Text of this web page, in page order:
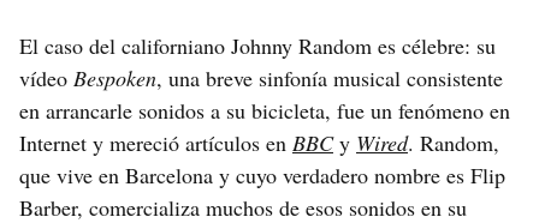
El caso del californiano Johnny Random es célebre: su
vídeo Bespoken, una breve sinfonía musical consistente
en arrancarle sonidos a su bicicleta, fue un fenómeno en
Internet y mereció artículos en BBCy Wired. Random,
que vive en Barcelona y cuyo verdadero nombre es Flip
Barber, comercializa muchos de esos sonidos en su